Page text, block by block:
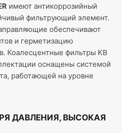
имеют антикоррозийный
фильтрующий элемент.
обеспечивают
и герметизацию
Коалесцентные фильтры KB
оснащены системой
работающей на уровне
ДАВЛЕНИЯ, ВЫСОКАЯ